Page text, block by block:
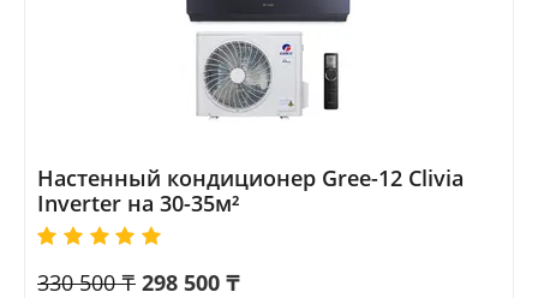
Настенный кондиционер Gree-12 Clivia
Inverter на 30-35м²
330 500 ₸ 298 500 ₸